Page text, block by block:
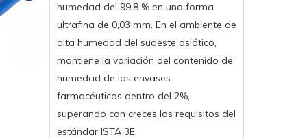
humedad del 99,8 % en una forma
ultrafina de 0,03 mm. En el ambiente de
alta humedad del sudeste asiático,
mantiene la variación del contenido de
humedad de los envases
farmacéuticos dentro del 2%,
superando con creces los requisitos del
estándar ISTA 3E.